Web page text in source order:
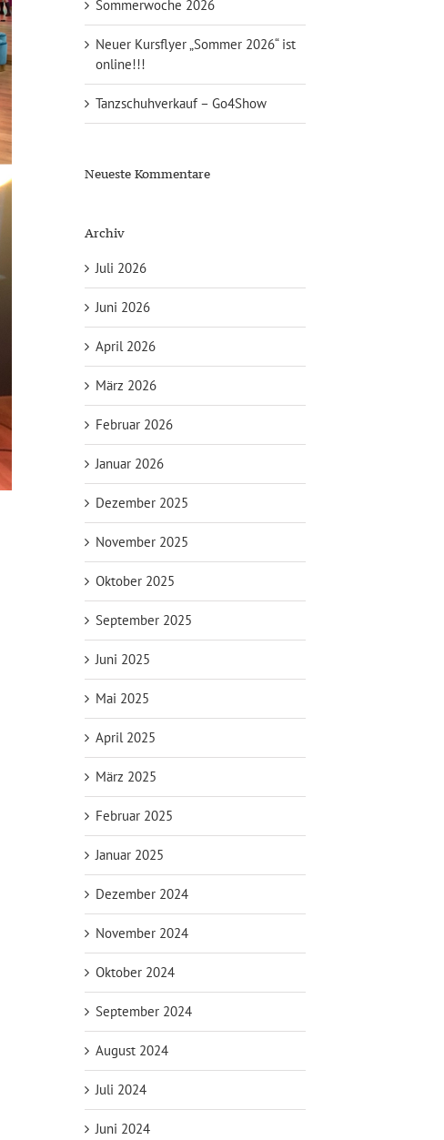
Sommerwoche 2026
Neuer Kursflyer „Sommer 2026“ ist
online!!!
Tanzschuhverkauf – Go4Show
Neueste Kommentare
Archiv
Juli 2026
Juni 2026
April 2026
März 2026
Februar 2026
Januar 2026
Dezember 2025
November 2025
Oktober 2025
September 2025
Juni 2025
Mai 2025
April 2025
März 2025
Februar 2025
Januar 2025
Dezember 2024
November 2024
Oktober 2024
September 2024
August 2024
Juli 2024
Juni 2024